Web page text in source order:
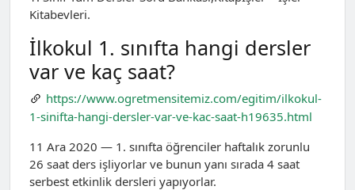
Kitabevleri.
İlkokul 1. sınıfta hangi dersler
var ve kaç saat?
https://www.ogretmensitemiz.com/egitim/ilkokul-
1-sinifta-hangi-dersler-var-ve-kac-saat-h19635.html
11 Ara 2020 — 1. sınıfta öğrenciler haftalık zorunlu
26 saat ders işliyorlar ve bunun yanı sırada 4 saat
serbest etkinlik dersleri yapıyorlar.